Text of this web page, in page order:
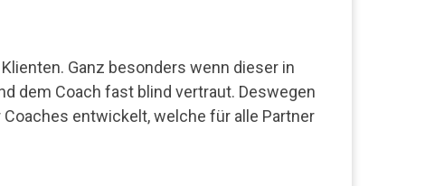
Ganz besonders wenn dieser in
dem Coach fast blind vertraut. Deswegen
entwickelt, welche für alle Partner